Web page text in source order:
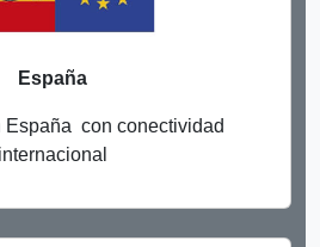
España
España con conectividad
internacional